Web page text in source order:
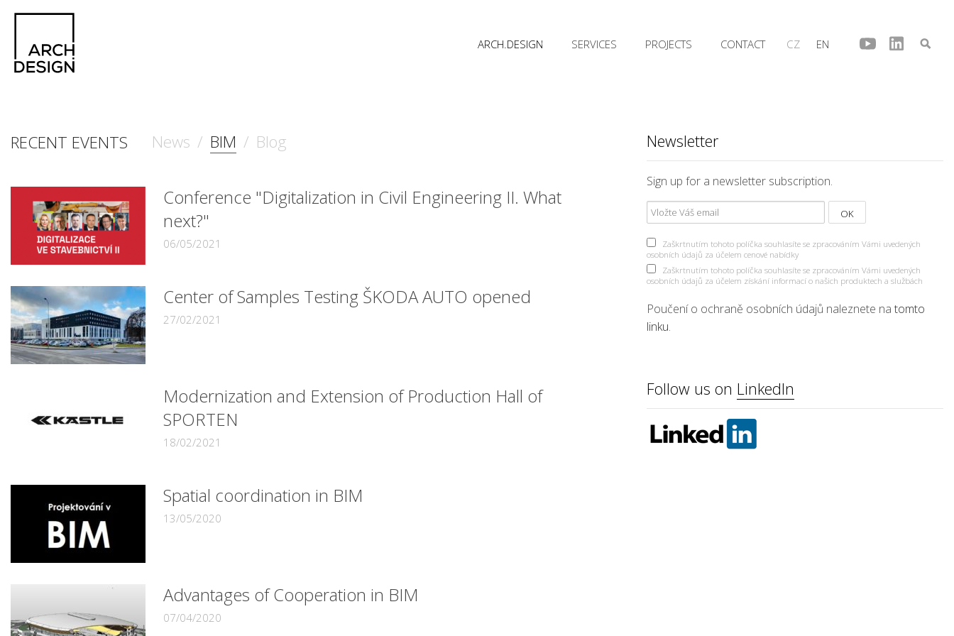
CZ EN
ARCH.DESIGN SERVICES PROJECTS CONTACT
RECENT EVENTS News / BIM / Blog
Conference "Digitalization in Civil Engineering II. What
next?"
06/05/2021
Center of Samples Testing ŠKODA AUTO opened
27/02/2021
Modernization and Extension of Production Hall of
SPORTEN
18/02/2021
Spatial coordination in BIM
13/05/2020
Advantages of Cooperation in BIM
07/04/2020
Newsletter
Sign up for a newsletter subscription.
Zaškrtnutím tohoto políčka souhlasíte se zpracováním Vámi uvedených
osobních údajů za účelem cenové nabídky
Zaškrtnutím tohoto políčka souhlasíte se zpracováním Vámi uvedených
osobních údajů za účelem získání informací o našich produktech a službách
Poučení o ochraně osobních údajů naleznete natomto
linku.
Follow us on LinkedIn